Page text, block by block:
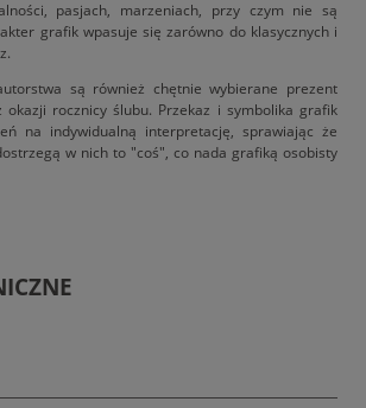
pasjach, marzeniach, przy czym nie są
grafik wpasuje się zarówno do klasycznych i
są również chętnie wybierane prezent
rocznicy ślubu. Przekaz i symbolika grafik
na indywidualną interpretację, sprawiając że
w nich to "coś", co nada grafiką osobisty